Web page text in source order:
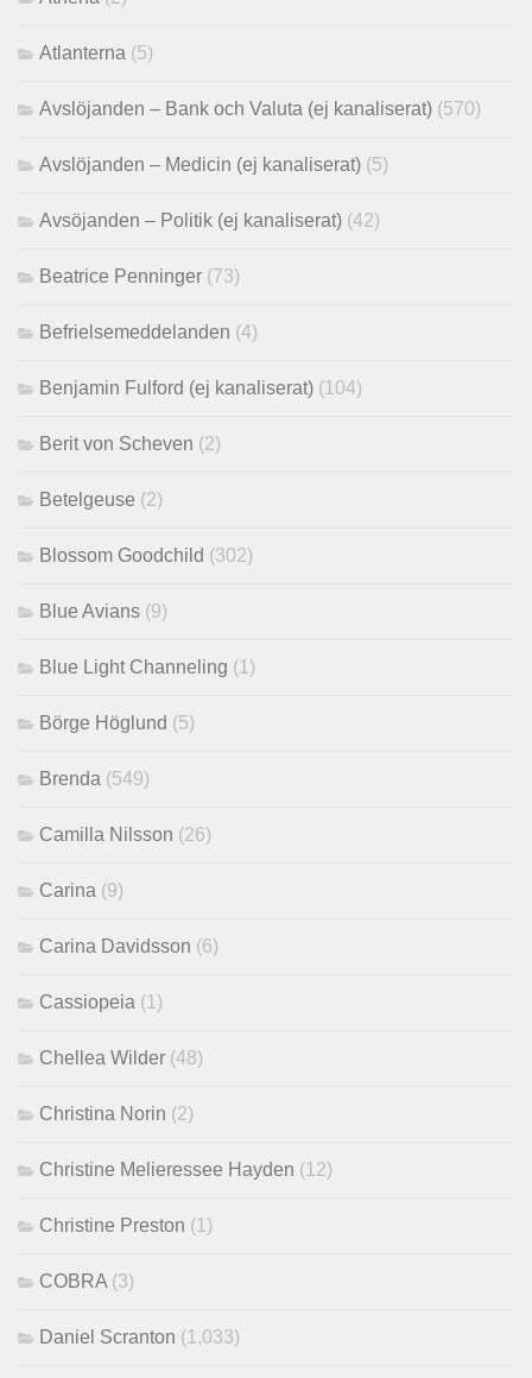
Atlanterna (5)
Avslöjanden – Bank och Valuta (ej kanaliserat) (570)
Avslöjanden – Medicin (ej kanaliserat) (5)
Avsöjanden – Politik (ej kanaliserat) (42)
Beatrice Penninger (73)
Befrielsemeddelanden (4)
Benjamin Fulford (ej kanaliserat) (104)
Berit von Scheven (2)
Betelgeuse (2)
Blossom Goodchild (302)
Blue Avians (9)
Blue Light Channeling (1)
Börge Höglund (5)
Brenda (549)
Camilla Nilsson (26)
Carina (9)
Carina Davidsson (6)
Cassiopeia (1)
Chellea Wilder (48)
Christina Norin (2)
Christine Melieressee Hayden (12)
Christine Preston (1)
COBRA (3)
Daniel Scranton (1,033)